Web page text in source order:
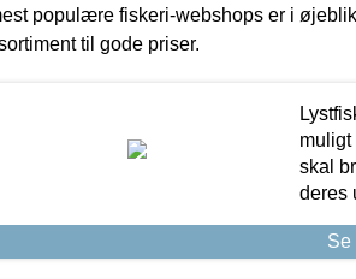
populære fiskeri-webshops er i
til gode priser.
muligt
skal
deres
Se